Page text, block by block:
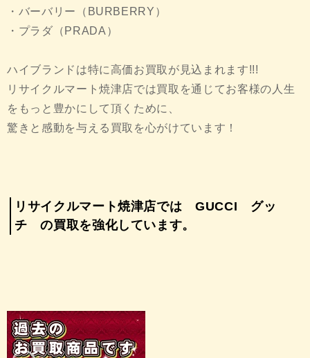
・バーバリー（BURBERRY）
・プラダ（PRADA）
ハイブランドは特に高価お買取が見込まれます!!!
リサイクルマート焼津店では買取を通じてお客様の人生
をもっと豊かにして頂くために、
驚きと感動を与える買取を心がけています！
リサイクルマート焼津店では GUCCI グッ
チ の買取を強化しています。